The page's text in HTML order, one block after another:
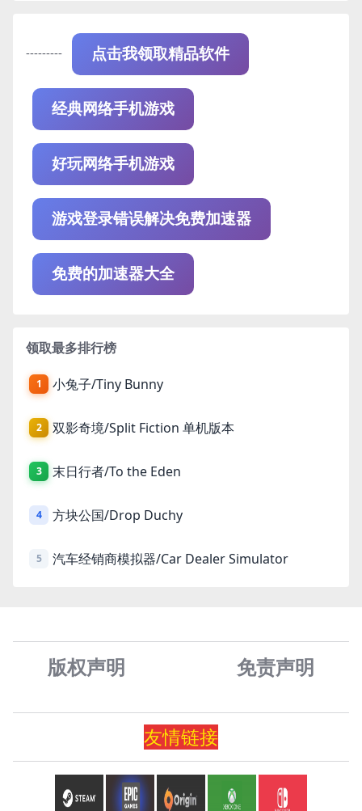
--------- 点击我领取精品软件
经典网络手机游戏
好玩网络手机游戏
游戏登录错误解决免费加速器
免费的加速器大全
领取最多排行榜
1 小兔子/Tiny Bunny
2 双影奇境/Split Fiction 单机版本
3 末日行者/To the Eden
4 方块公国/Drop Duchy
5 汽车经销商模拟器/Car Dealer Simulator
版权声明 免责声明
友情链接